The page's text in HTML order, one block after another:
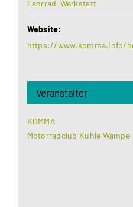
Fahrrad-Werkstatt
Website:
https://www.komma.info/
Veranstalter
KOMMA
Motorradclub Kuhle Wampe